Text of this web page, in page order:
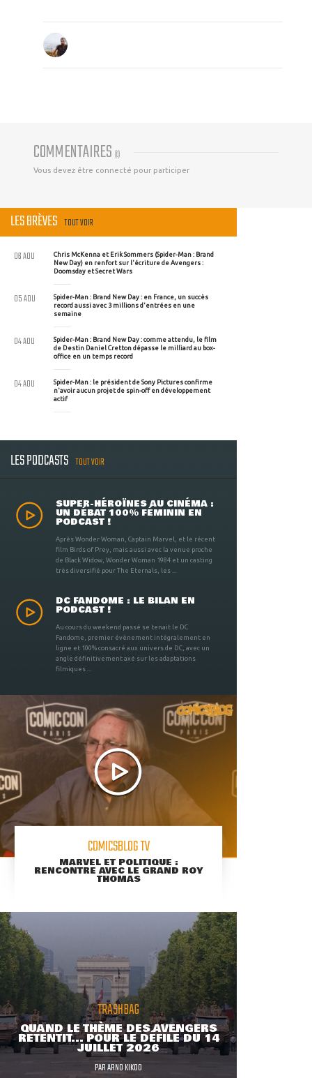
COMMENTAIRES (0)
Vous devez être connecté pour participer
LES BRÈVES TOUT VOIR
Chris McKenna et Erik Sommers (Spider-Man : Brand
New Day) en renfort sur l'écriture de Avengers :
Doomsday et Secret Wars
06 AOU
Spider-Man : Brand New Day : en France, un succès
record aussi avec 3 millions d'entrées en une
semaine
05 AOU
Spider-Man : Brand New Day : comme attendu, le film
de Destin Daniel Cretton dépasse le milliard au box-
office en un temps record
04 AOU
Spider-Man : le président de Sony Pictures confirme
n'avoir aucun projet de spin-off en développement
actif
04 AOU
LES PODCASTS TOUT VOIR
SUPER-HÉROÏNES AU CINÉMA :
UN DÉBAT 100% FÉMININ EN
PODCAST !
Après Wonder Woman, Captain Marvel, et le récent
film Birds of Prey, mais aussi avec la venue proche
de Black Widow, Wonder Woman 1984 et un casting
très diversifié pour The Eternals, les ...
DC FANDOME : LE BILAN EN
PODCAST !
Au cours du weekend passé se tenait le DC
Fandome, premier évènement intégralement en
ligne et 100% consacré aux univers de DC, avec un
angle définitivement axé sur les adaptations
filmiques ...
COMICSBLOG TV
MARVEL ET POLITIQUE :
RENCONTRE AVEC LE GRAND ROY
THOMAS
TRASHBAG
QUAND LE THÈME DES AVENGERS
RETENTIT... POUR LE DÉFILÉ DU 14
JUILLET 2026
PARARNO KIKOO